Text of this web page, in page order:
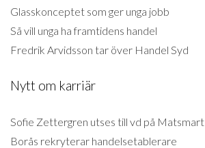
Glasskonceptet som ger unga jobb
Så vill unga ha framtidens handel
Fredrik Arvidsson tar över Handel Syd
Nytt om karriär
Sofie Zettergren utses till vd på Matsmart
Borås rekryterar handelsetablerare